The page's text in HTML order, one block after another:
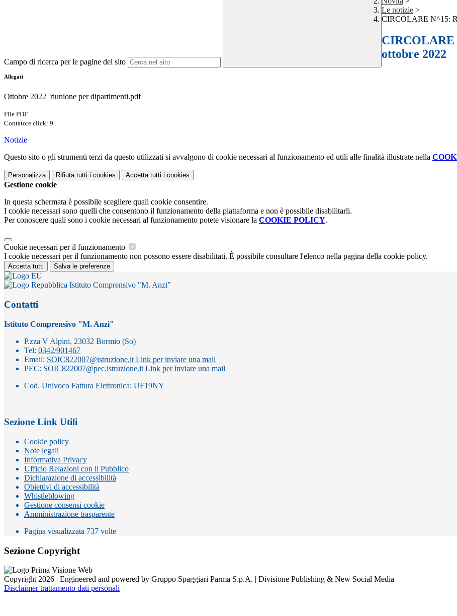
Campo di ricerca per le pagine del sito
Le notizie >
CIRCOLARE N^15:
ottobre 2022
Allegati
Ottobre 2022_riunione per dipartimenti.pdf
File PDF
Contatore click: 9
Notizie
Questo sito o gli strumenti terzi da questo utilizzati si avvalgono di cookie necessari al funzionamento ed utili alle finalità illustrate nella
Personalizza Rifiuta tutti i cookies Accetta tutti i cookies
Gestione cookie
In questa schermata è possibile scegliere quali cookie consentire.
I cookie necessari sono quelli che consentono il funzionamento della piattaforma e non è possibile disabilitarli.
Per conoscere quali sono i cookie necessari al funzionamento potete visionare la COOKIE POLICY.
Cookie necessari per il funzionamento
I cookie necessari per il funzionamento non possono essere disabilitati. È possibile consultare l'elenco nella pagina della cookie policy.
Accetta tutti Salva le preferenze
Istituto Comprensivo "M. Anzi"
Contatti
Istituto Comprensivo "M. Anzi"
P.zza V Alpini, 23032 Bormio (So)
Tel: 0342/901467
Email: SOIC822007@istruzione.it Link per inviare una mail
PEC: SOIC822007@pec.istruzione.it Link per inviare una mail
Cod. Univoco Fattura Elettronica: UF19NY
Sezione Link Utili
Cookie policy
Note legali
Informativa Privacy
Ufficio Relazioni con il Pubblico
Dichiarazione di accessibilità
Obiettivi di accessibilità
Whistleblowing
Gestione consensi cookie
Amministrazione trasparente
Pagina visualizzata 737 volte
Sezione Copyright
Copyright 2026 | Engineered and powered by Gruppo Spaggiari Parma S.p.A. | Divisione Publishing & New Social Media
Disclaimer trattamento dati personali